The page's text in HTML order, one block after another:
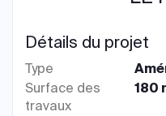
Détails du projet
Type
Surface des
travaux
180